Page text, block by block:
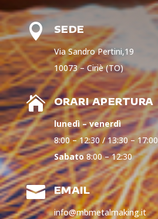
 SEDE
Via Sandro Pertini,19
10073 – Ciriè (TO)
 ORARI APERTURA
lunedì – venerdì
8:00 – 12:30 / 13:30 – 17:00
Sabato8:00 – 12:30
 EMAIL
info@mbmetalmaking.it